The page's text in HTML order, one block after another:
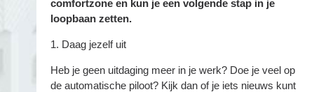
comfortzone en kun je een volgende stap in je
loopbaan zetten.
1. Daag jezelf uit
Heb je geen uitdaging meer in je werk? Doe je veel op
de automatische piloot? Kijk dan of je iets nieuws kunt